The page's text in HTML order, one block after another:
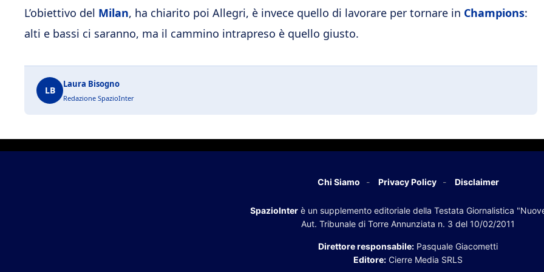
L’obiettivo del Milan, ha chiarito poi Allegri, è invece quello di lavorare per tornare in Champions:
alti e bassi ci saranno, ma il cammino intrapreso è quello giusto.
LB
Laura Bisogno
Redazione SpazioInter
Chi Siamo Privacy Policy Disclaimer
SpazioInterè un supplemento editoriale della Testata Giornalistica
Aut. Tribunale di Torre Annunziata n. 3 del 10/02/2011
Direttore responsabile: Pasquale Giacometti
Editore: Cierre Media SRLS